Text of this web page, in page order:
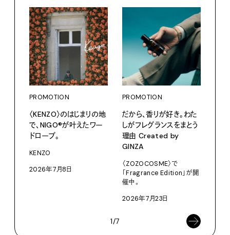
PROMOTION
〈KENZO〉のはじまりの地
で、NIGO®が叶えたワー
ドローブ。
KENZO
2026年7月8日
PROMOTION
だから、香りが好き。わた
しがフレグランスをまとう
理由 Created by
GINZA
〈ZOZOCOSME〉で
「Fragrance Edition」が開
催中。
2026年7月23日
1/7